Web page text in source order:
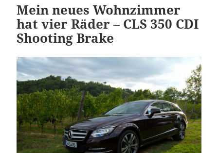
Mein neues Wohnzimmer
hat vier Räder – CLS 350 CDI
Shooting Brake